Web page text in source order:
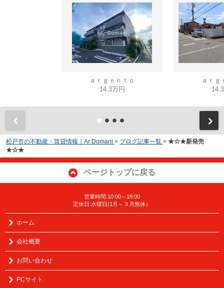
ａｒｇｅｎｔｏ
14.3万円
ａｒｇ
松戸市の不動産・賃貸情報｜Ar Domani > ブログ記事一覧 > ★☆★新発売
★☆★
ページトップに戻る
営業時間:10:00～19:00
定休日:水曜日(1月～３月無休）
ホーム
会社概要
お問い合わせ
PCサイト